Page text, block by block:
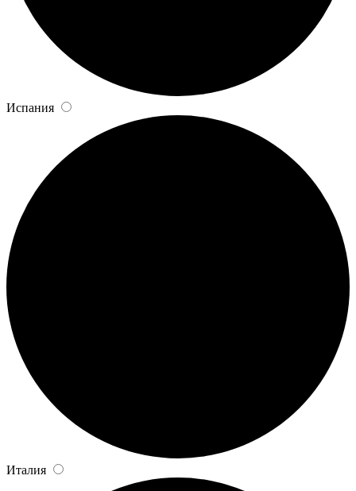
Испания
Италия